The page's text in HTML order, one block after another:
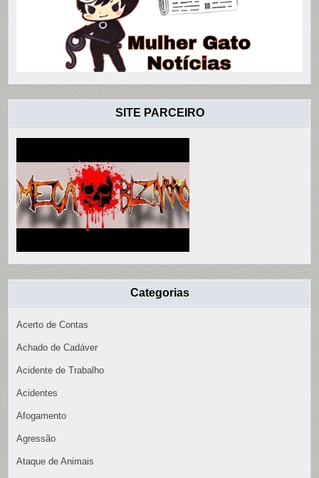
SITE PARCEIRO
Categorias
Acerto de Contas
Achado de Cadáver
Acidente de Trabalho
Acidentes
Afogamento
Agressão
Ataque de Animais